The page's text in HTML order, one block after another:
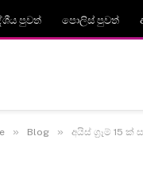
පුවත් පොලිස් පුවත්
» Blog » අයිස් ග්‍රෑම් 15